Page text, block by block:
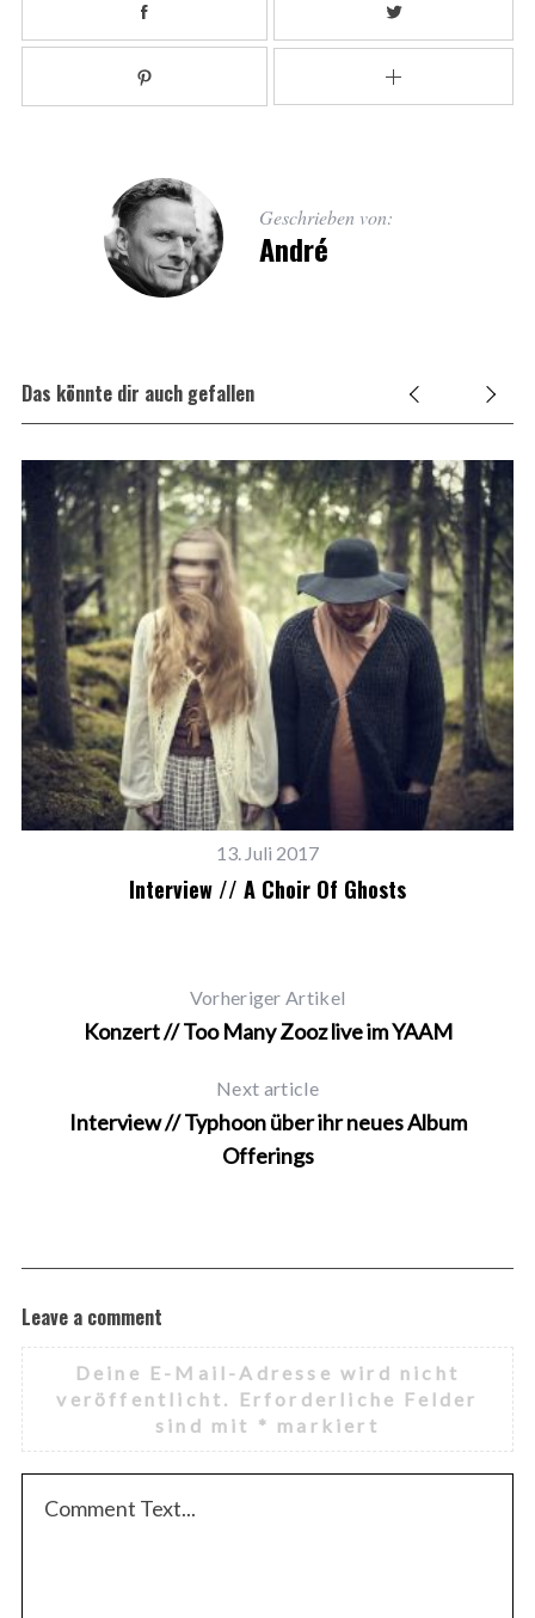
Geschrieben von:
André
Das könnte dir auch gefallen
13. Juli 2017
Interview // A Choir Of Ghosts
Vorheriger Artikel
Konzert // Too Many Zooz live im YAAM
Next article
Interview // Typhoon über ihr neues Album
Offerings
Leave a comment
Deine E-Mail-Adresse wird nicht
veröffentlicht.
Erforderliche Felder
sind mit * markiert